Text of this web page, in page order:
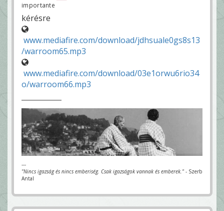
importante
kérésre
www.mediafire.com/download/jdhsuale0gs8s13
/warroom65.mp3
www.mediafire.com/download/03e1orwu6rio34
o/warroom66.mp3
---
"Nincs igazság és nincs emberiség. Csak igazságok vannak és emberek." - Szerb
Antal